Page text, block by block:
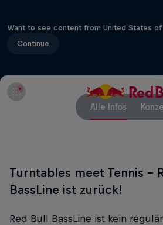
Want to see content from United States of
Continue
Alle Infos
Turntables meet Tennis -
BassLine ist zurück!
Red Bull BassLine ist kein